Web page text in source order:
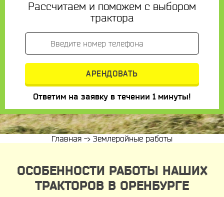
Рассчитаем и поможем с выбором
трактора
Ответим на заявку в течении 1 минуты!
Главная -> Землеройные работы
ОСОБЕННОСТИ РАБОТЫ НАШИХ
ТРАКТОРОВ В ОРЕНБУРГЕ